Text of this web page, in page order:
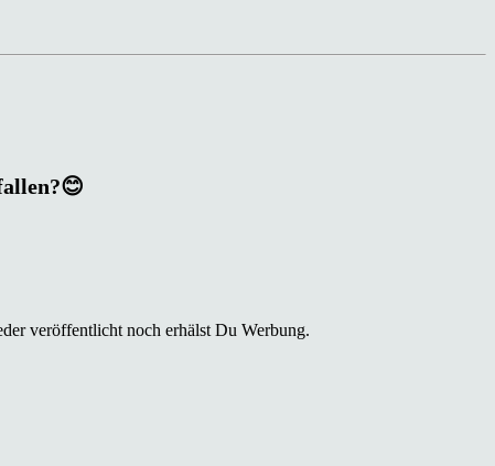
veröffentlicht noch erhälst Du Werbung.